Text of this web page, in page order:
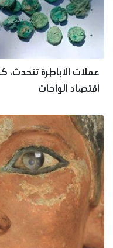
عملات الأباطرة تتحدث،
اقتصاد الواحات